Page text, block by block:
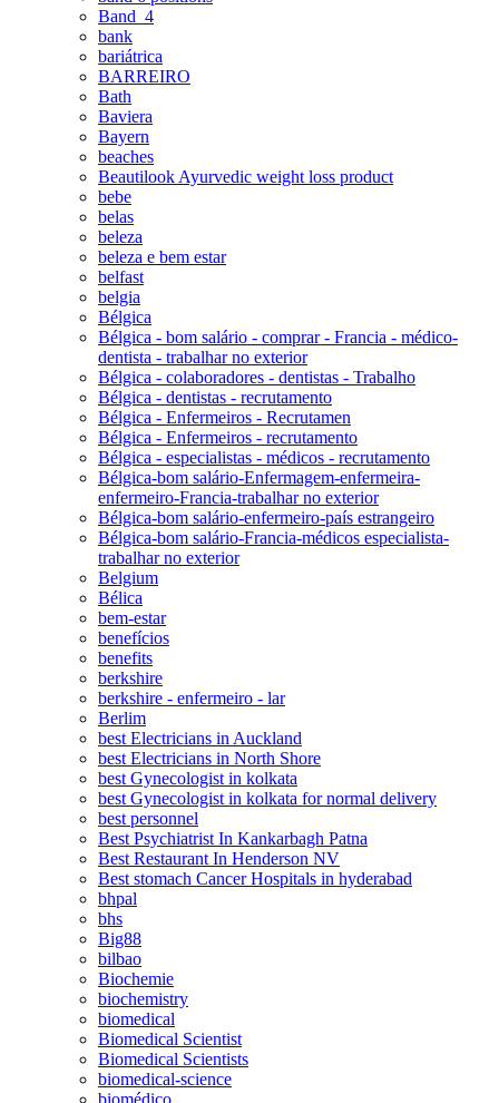
Band_4
bank
bariátrica
BARREIRO
Bath
Baviera
Bayern
beaches
Beautilook Ayurvedic weight loss product
bebe
belas
beleza
beleza e bem estar
belfast
belgia
Bélgica
Bélgica - bom salário - comprar - Francia - médico-
dentista - trabalhar no exterior
Bélgica - colaboradores - dentistas - Trabalho
Bélgica - dentistas - recrutamento
Bélgica - Enfermeiros - Recrutamen
Bélgica - Enfermeiros - recrutamento
Bélgica - especialistas - médicos - recrutamento
Bélgica-bom salário-Enfermagem-enfermeira-
enfermeiro-Francia-trabalhar no exterior
Bélgica-bom salário-enfermeiro-país estrangeiro
Bélgica-bom salário-Francia-médicos especialista-
trabalhar no exterior
Belgium
Bélica
bem-estar
benefícios
benefits
berkshire
berkshire - enfermeiro - lar
Berlim
best Electricians in Auckland
best Electricians in North Shore
best Gynecologist in kolkata
best Gynecologist in kolkata for normal delivery
best personnel
Best Psychiatrist In Kankarbagh Patna
Best Restaurant In Henderson NV
Best stomach Cancer Hospitals in hyderabad
bhpal
bhs
Big88
bilbao
Biochemie
biochemistry
biomedical
Biomedical Scientist
Biomedical Scientists
biomedical-science
biomédico